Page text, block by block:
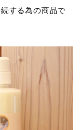
する為の商品で